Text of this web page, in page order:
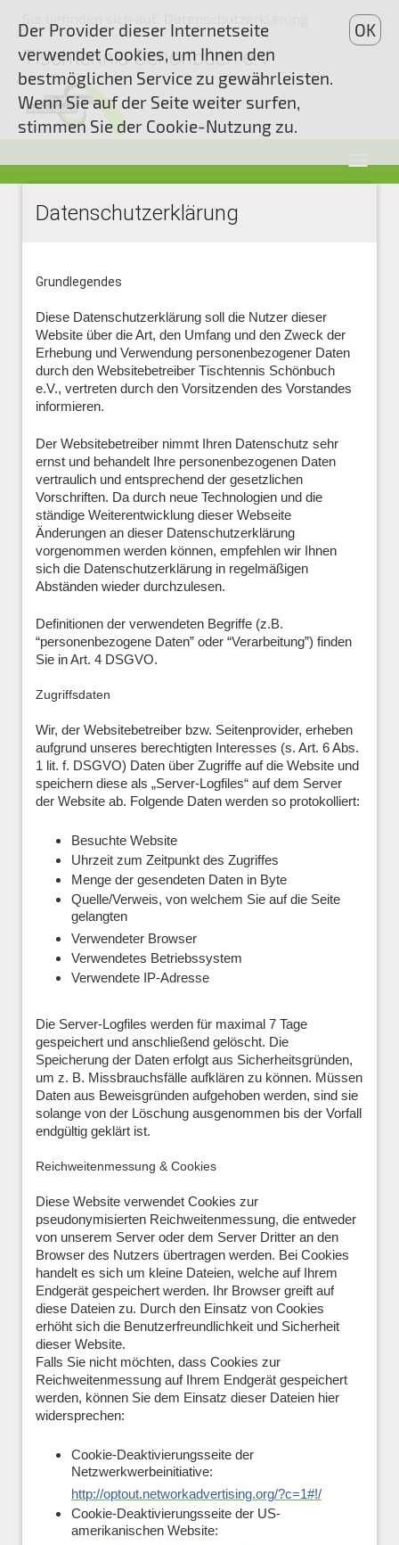
Tischtennis Schönbuch e.V.
Datenschutzerklärung
Grundlegendes
Diese Datenschutzerklärung soll die Nutzer dieser
Website über die Art, den Umfang und den Zweck der
Erhebung und Verwendung personenbezogener Daten
durch den Websitebetreiber Tischtennis Schönbuch
e.V., vertreten durch den Vorsitzenden des Vorstandes
informieren.
Der Websitebetreiber nimmt Ihren Datenschutz sehr
ernst und behandelt Ihre personenbezogenen Daten
vertraulich und entsprechend der gesetzlichen
Vorschriften. Da durch neue Technologien und die
ständige Weiterentwicklung dieser Webseite
Änderungen an dieser Datenschutzerklärung
vorgenommen werden können, empfehlen wir Ihnen
sich die Datenschutzerklärung in regelmäßigen
Abständen wieder durchzulesen.
Definitionen der verwendeten Begriffe (z.B.
“personenbezogene Daten” oder “Verarbeitung”) finden
Sie in Art. 4 DSGVO.
Zugriffsdaten
Wir, der Websitebetreiber bzw. Seitenprovider, erheben
aufgrund unseres berechtigten Interesses (s. Art. 6 Abs.
1 lit. f. DSGVO) Daten über Zugriffe auf die Website und
speichern diese als „Server-Logfiles“ auf dem Server
der Website ab. Folgende Daten werden so protokolliert:
Besuchte Website
Uhrzeit zum Zeitpunkt des Zugriffes
Menge der gesendeten Daten in Byte
Quelle/Verweis, von welchem Sie auf die Seite
gelangten
Verwendeter Browser
Verwendetes Betriebssystem
Verwendete IP-Adresse
Die Server-Logfiles werden für maximal 7 Tage
gespeichert und anschließend gelöscht. Die
Speicherung der Daten erfolgt aus Sicherheitsgründen,
um z. B. Missbrauchsfälle aufklären zu können. Müssen
Daten aus Beweisgründen aufgehoben werden, sind sie
solange von der Löschung ausgenommen bis der Vorfall
endgültig geklärt ist.
Reichweitenmessung & Cookies
Diese Website verwendet Cookies zur
pseudonymisierten Reichweitenmessung, die entweder
von unserem Server oder dem Server Dritter an den
Browser des Nutzers übertragen werden. Bei Cookies
handelt es sich um kleine Dateien, welche auf Ihrem
Endgerät gespeichert werden. Ihr Browser greift auf
diese Dateien zu. Durch den Einsatz von Cookies
erhöht sich die Benutzerfreundlichkeit und Sicherheit
dieser Website.
Falls Sie nicht möchten, dass Cookies zur
Reichweitenmessung auf Ihrem Endgerät gespeichert
werden, können Sie dem Einsatz dieser Dateien hier
widersprechen:
Cookie-Deaktivierungsseite der
Netzwerkwerbeinitiative:
http://optout.networkadvertising.org/?c=1#!/
Cookie-Deaktivierungsseite der US-
amerikanischen Website:
Der Provider dieser Internetseite
verwendet Cookies, um Ihnen den
bestmöglichen Service zu gewährleisten.
Wenn Sie auf der Seite weiter surfen,
stimmen Sie der Cookie-Nutzung zu.
OK